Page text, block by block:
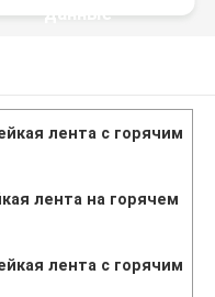
данные
лента с горячим
лента на горячем
лента с горячим